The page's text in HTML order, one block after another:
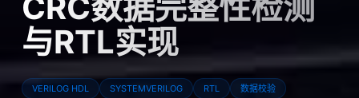
CRC数据完整性检测
与RTL实现
VERILOG HDL SYSTEMVERILOG RTL 数据校验